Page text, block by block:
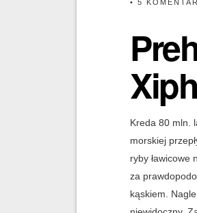
•5
Kreda 80 mln.
morskiej
ryby ławicowe
za
kąskiem.